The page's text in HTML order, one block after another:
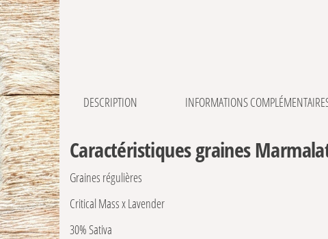
DESCRIPTION INFORMATIONS
Caractéristiques graines
Graines régulières
Critical Mass x Lavender
30% Sativa